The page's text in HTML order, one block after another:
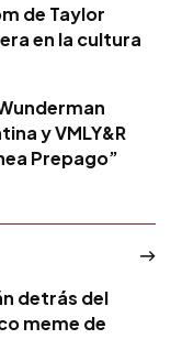
de Taylor
en la cultura
y VMLY&R
Prepago”
detrás del
meme de